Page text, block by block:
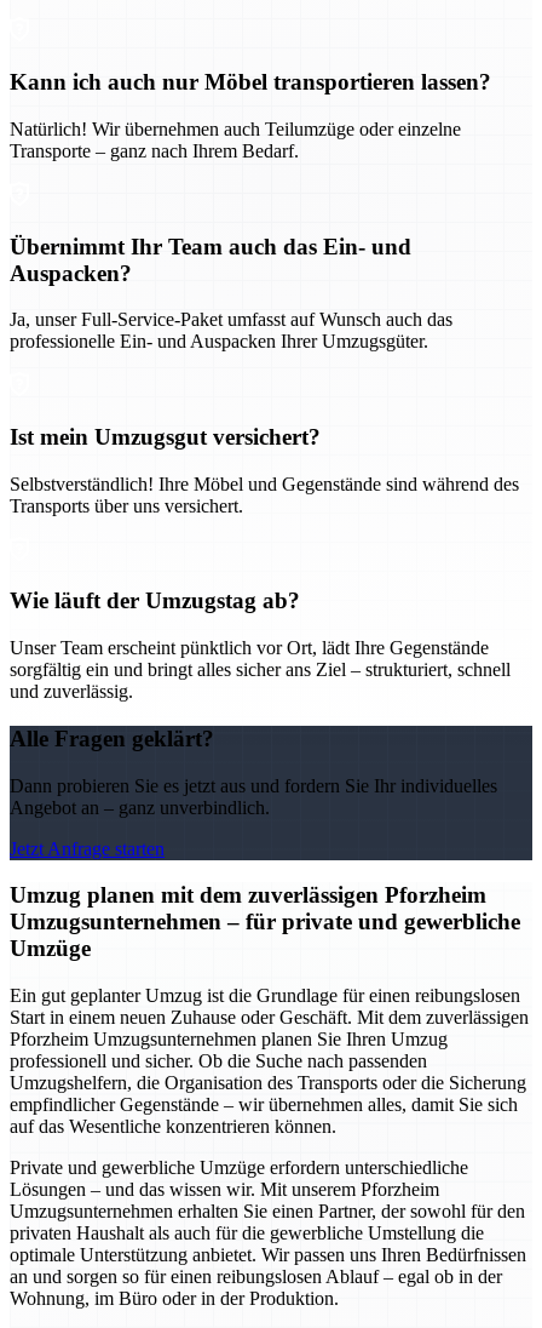
Kann ich auch nur Möbel transportieren lassen?
Natürlich! Wir übernehmen auch Teilumzüge oder einzelne
Transporte – ganz nach Ihrem Bedarf.
Übernimmt Ihr Team auch das Ein- und
Auspacken?
Ja, unser Full-Service-Paket umfasst auf Wunsch auch das
professionelle Ein- und Auspacken Ihrer Umzugsgüter.
Ist mein Umzugsgut versichert?
Selbstverständlich! Ihre Möbel und Gegenstände sind während des
Transports über uns versichert.
Wie läuft der Umzugstag ab?
Unser Team erscheint pünktlich vor Ort, lädt Ihre Gegenstände
sorgfältig ein und bringt alles sicher ans Ziel – strukturiert, schnell
und zuverlässig.
Alle Fragen geklärt?
Dann probieren Sie es jetzt aus und fordern Sie Ihr individuelles
Angebot an – ganz unverbindlich.
Jetzt Anfrage starten
Umzug planen mit dem zuverlässigen Pforzheim
Umzugsunternehmen – für private und gewerbliche
Umzüge
Ein gut geplanter Umzug ist die Grundlage für einen reibungslosen
Start in einem neuen Zuhause oder Geschäft. Mit dem zuverlässigen
Pforzheim Umzugsunternehmen planen Sie Ihren Umzug
professionell und sicher. Ob die Suche nach passenden
Umzugshelfern, die Organisation des Transports oder die Sicherung
empfindlicher Gegenstände – wir übernehmen alles, damit Sie sich
auf das Wesentliche konzentrieren können.
Private und gewerbliche Umzüge erfordern unterschiedliche
Lösungen – und das wissen wir. Mit unserem Pforzheim
Umzugsunternehmen erhalten Sie einen Partner, der sowohl für den
privaten Haushalt als auch für die gewerbliche Umstellung die
optimale Unterstützung anbietet. Wir passen uns Ihren Bedürfnissen
an und sorgen so für einen reibungslosen Ablauf – egal ob in der
Wohnung, im Büro oder in der Produktion.